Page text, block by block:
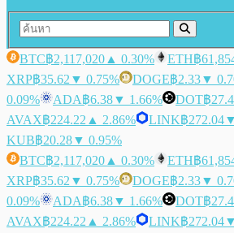
BTC฿2,117,020 ▲ 0.30% ETH฿
XRP฿35.62 ▼ 0.75% DOGE฿2.33▼
0.09%
ADA฿6.38▼ 1.66% DOT฿
AVAX฿224.22 ▲ 2.86% LINK฿272.04
KUB฿20.28▼ 0.95%
BTC฿2,117,020 ▲ 0.30% ETH฿
XRP฿35.62 ▼ 0.75% DOGE฿2.33▼
0.09%
ADA฿6.38▼ 1.66% DOT฿
AVAX฿224.22 ▲ 2.86% LINK฿272.04